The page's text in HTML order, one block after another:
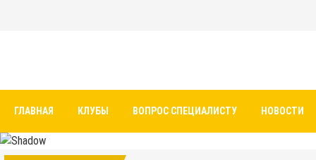
ГЛАВНАЯ КЛУБЫ ВОПРОС СПЕЦИАЛИСТУ НОВОСТИ